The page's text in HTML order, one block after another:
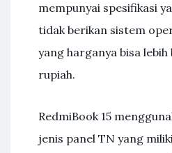
mempunyai spesifikasi
tidak berikan sistem
yang harganya bisa
rupiah.
RedmiBook 15
jenis panel TN yang